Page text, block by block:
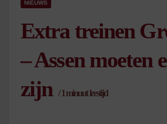
NIEUWS
Extra treinen
– Assen moeten
zijn /1 minuut leestijd